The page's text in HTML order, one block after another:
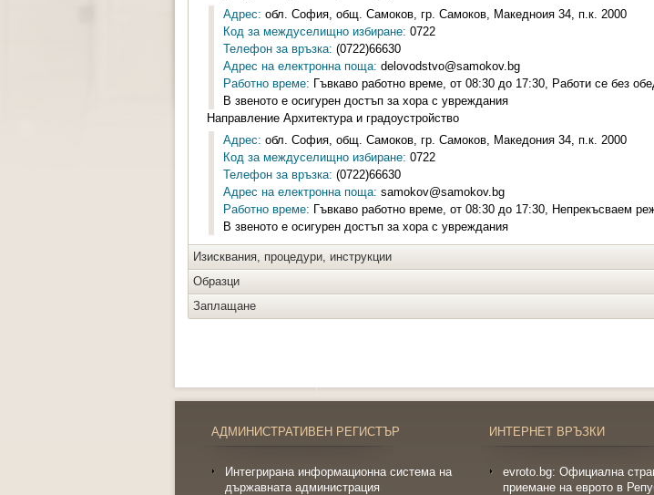
Адрес: обл. София, общ. Самоков, гр. Самоков, Македноия 34, п.к. 2000
Код за междуселищно избиране: 0722
Телефон за връзка: (0722)66630
Адрес на електронна поща: delovodstvo@samokov.bg
Работно време: Гъвкаво работно време, от 08:30 до 17:30, Работи се без
В звеното е осигурен достъп за хора с увреждания
Направление Архитектура и градоустройство
Адрес: обл. София, общ. Самоков, гр. Самоков, Македония 34, п.к. 2000
Код за междуселищно избиране: 0722
Телефон за връзка: (0722)66630
Адрес на електронна поща: samokov@samokov.bg
Работно време: Гъвкаво работно време, от 08:30 до 17:30, Непрекъсваем
В звеното е осигурен достъп за хора с увреждания
Изисквания, процедури, инструкции
Образци
Заплащане
АДМИНИСТРАТИВЕН РЕГИСТЪР
Интегрирана информационна система на
държавната администрация
ИНТЕРНЕТ ВРЪЗКИ
evroto.bg: Официална
приемане на еврото в